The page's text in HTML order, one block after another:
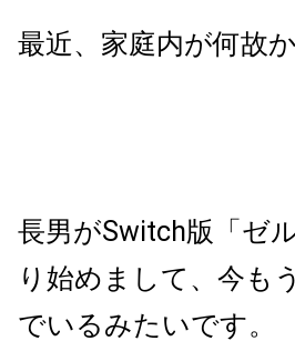
最近、家庭内が何故
長男がSwitch版「ゼ
り始めまして、今も
でいるみたいです。